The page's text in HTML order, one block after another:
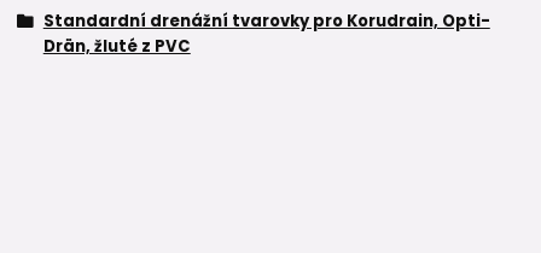
Standardní drenážní tvarovky pro Korudrain, Opti-
Drän, žluté z PVC